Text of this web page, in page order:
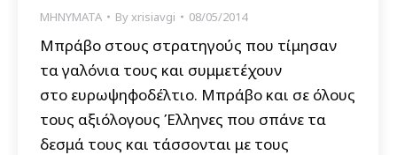
ΜΗΝΥΜΑΤΑ Byxrisiavgi 08/05/2014
Μπράβο στους στρατηγούς που τίμησαν
τα γαλόνια τους και συμμετέχουν
στο ευρωψηφοδέλτιο. Μπράβο και σε όλους
τους αξιόλογους Έλληνες που σπάνε τα
δεσμά τους και τάσσονται με τους